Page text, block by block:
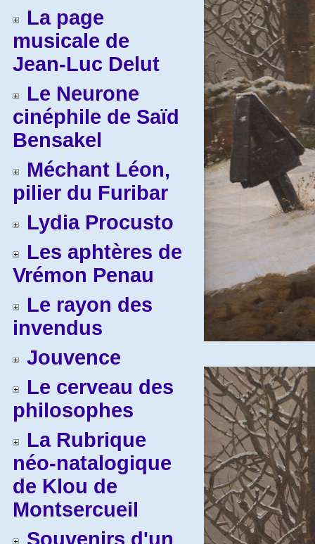
La page
musicale de
Jean-Luc Delut
Le Neurone
cinéphile de Saïd
Bensakel
Méchant Léon,
pilier du Furibar
Lydia Procusto
Les aphtères de
Vrémon Penau
Le rayon des
invendus
Jouvence
Le cerveau des
philosophes
La Rubrique
néo-natalogique
de Klou de
Montsercueil
Souvenirs d'un